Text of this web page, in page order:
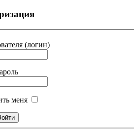
(логин)
меня